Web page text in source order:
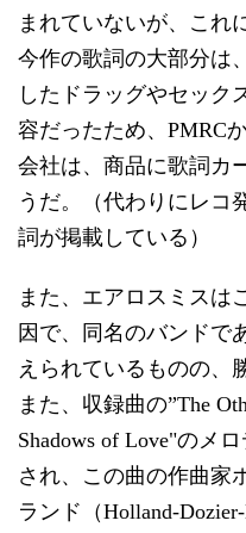
まれていないが、これ
今作の歌詞の大部分は
したドラッグやセック
容だったため、PMRC
会社は、商品に歌詞カ
うだ。（代わりにレコ
詞が掲載している）
また、エアロスミスは
因で、同名のバンドで
えられているものの、
また、収録曲の”The
Shadows of Love"のメ
され、この曲の作曲家
ランド（Holland-